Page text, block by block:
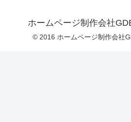
ホームページ制作会社
© 2016 ホームページ制作会社